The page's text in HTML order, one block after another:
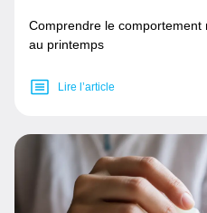
Comprendre le
au printemps
Lire l’article